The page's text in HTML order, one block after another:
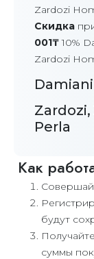
Zardozi
Скидка
001₸10%
Zardozi
Perla
Как
будут
суммы